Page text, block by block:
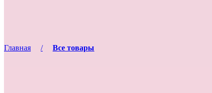
Главная Все товары